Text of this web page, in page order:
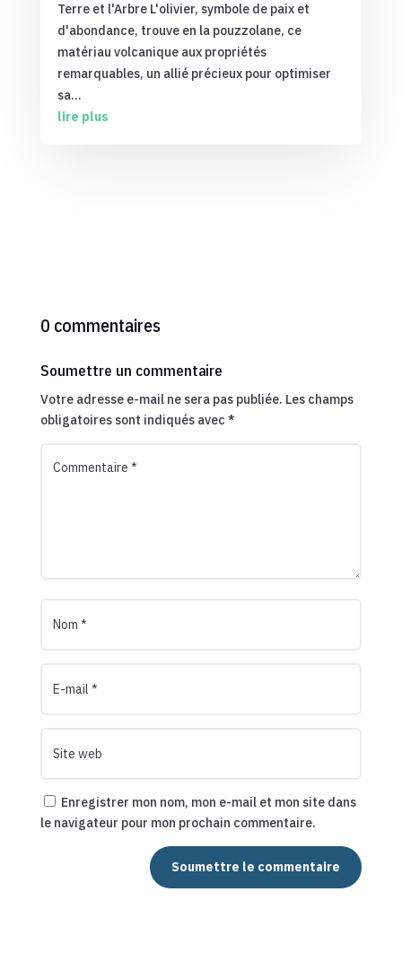
Terre et l'Arbre L'olivier, symbole de paix et
d'abondance, trouve en la pouzzolane, ce
matériau volcanique aux propriétés
remarquables, un allié précieux pour optimiser
sa...
lire plus
0 commentaires
Soumettre un commentaire
Votre adresse e-mail ne sera pas publiée. Les champs
obligatoires sont indiqués avec *
Enregistrer mon nom, mon e-mail et mon site dans
le navigateur pour mon prochain commentaire.
Soumettre le commentaire